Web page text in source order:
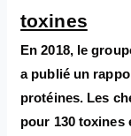
toxines
En 2018, le
a publié un
protéines. Les
pour 130 toxines